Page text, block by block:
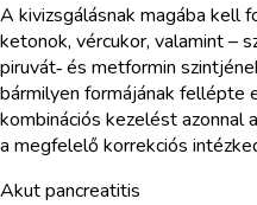
A kivizsgálásnak magába kell
ketonok, vércukor, valamint –
piruvát‑ és metformin
bármilyen formájának fellépte
kombinációs kezelést azonnal
a megfelelő korrekciós
Akut pancreatitis